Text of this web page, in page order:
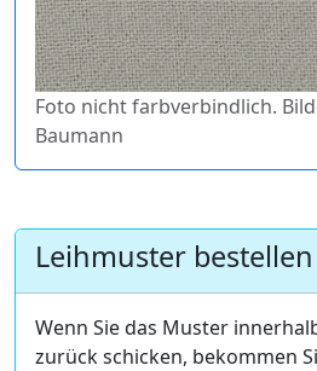
Foto nicht farbverbindlich.
Baumann
Leihmuster bestellen
Wenn Sie das Muster
zurück schicken, bekommen